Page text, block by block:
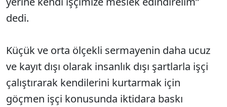
dedi.
Küçük ve orta ölçekli sermayenin daha ucuz
ve kayıt dışı olarak insanlık dışı şartlarla işçi
çalıştırarak kendilerini kurtarmak için
göçmen işçi konusunda iktidara baskı